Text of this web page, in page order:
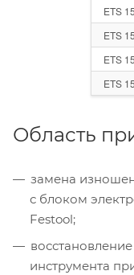
ETS
ETS
ETS
ETS
Область
замена
с блоком
Festool;
инструмента